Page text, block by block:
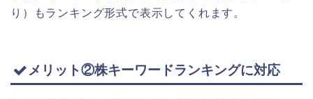
り）もランキング形式で表示してくれます。
メリット②株キーワードランキングに対応